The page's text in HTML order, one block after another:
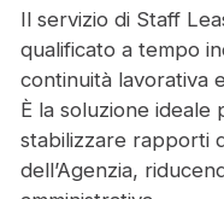
Il servizio di Staff
qualificato a tempo
continuità lavorativa
È la soluzione
stabilizzare rapporti
dell’Agenzia,